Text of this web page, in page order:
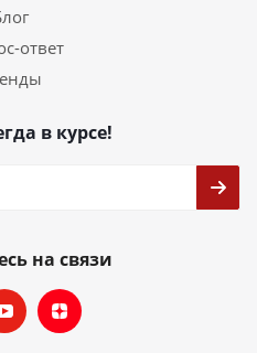
ответ
в курсе!
на связи